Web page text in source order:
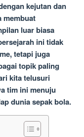
kejutan dan
membuat
luar biasa
ini tidak
tetapi juga
topik paling
kita telusuri
tim ini menuju
dunia sepak bola.